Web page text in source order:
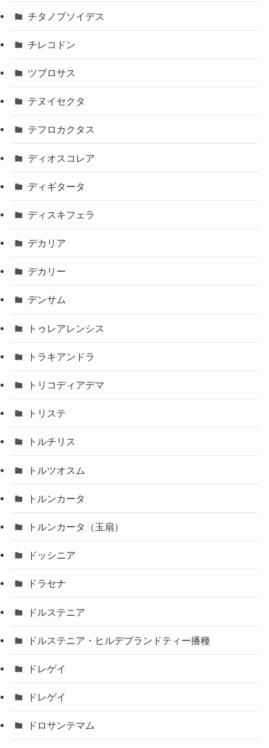
チタノプソイデス
チレコドン
ツブロサス
テヌイセクタ
テフロカクタス
ディオスコレア
ディギタータ
ディスキフェラ
デカリア
デカリー
デンサム
トゥレアレンシス
トラキアンドラ
トリコディアデマ
トリステ
トルチリス
トルツオスム
トルンカータ
トルンカータ（玉扇）
ドッシニア
ドラセナ
ドルステニア
ドルステニア・ヒルデブランドティー播種
ドレゲイ
ドレゲイ
ドロサンテマム